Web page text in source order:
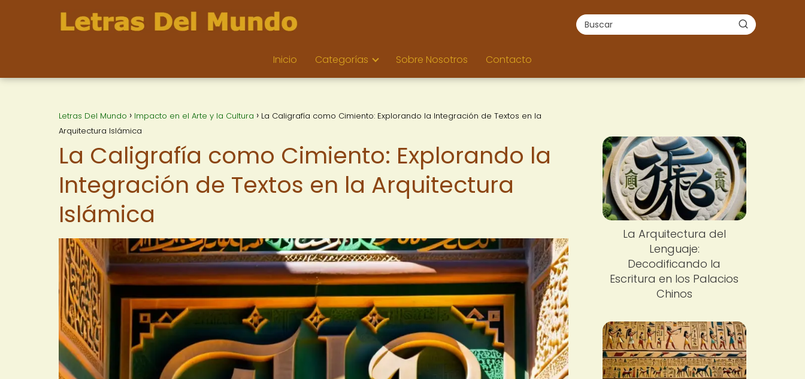
Inicio Categorías Sobre Nosotros Contacto
Letras Del Mundo Impacto en el Arte y la Cultura
La Caligrafía como Cimiento: Explorando la Integración de Textos en la
Arquitectura Islámica
La Caligrafía como Cimiento: Explorando la
Integración de Textos en la Arquitectura
Islámica
La Arquitectura del
Lenguaje:
Decodificando la
Escritura en los Palacios
Chinos